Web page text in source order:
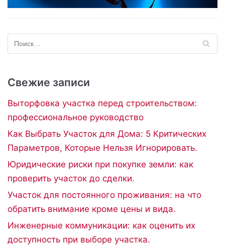
Свежие записи
Выторфовка участка перед строительством:
профессиональное руководство
Как Выбрать Участок для Дома: 5 Критических
Параметров, Которые Нельзя Игнорировать.
Юридические риски при покупке земли: как
проверить участок до сделки.
Участок для постоянного проживания: на что
обратить внимание кроме цены и вида.
Инженерные коммуникации: как оценить их
доступность при выборе участка.